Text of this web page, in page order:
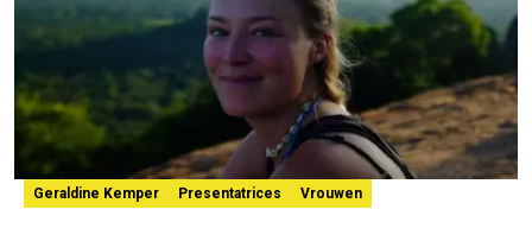
Geraldine Kemper Presentatrices Vrouwen